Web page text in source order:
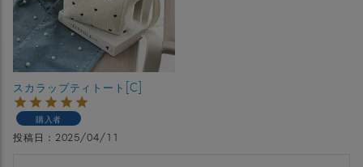
スカラップティトート[C]
購入者
投稿日 2025/04/11